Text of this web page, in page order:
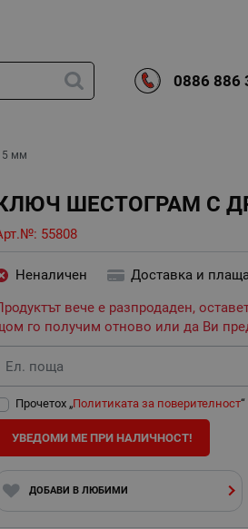
0886 886
мм
ШЕСТОГРАМ С
55808
Неналичен
Доставка и
вече е разпродаден,
го получим отново или да Ви
Ел. поща
Прочетох „Политиката за поверителност
УВЕДОМИ МЕ ПРИ НАЛИЧНОСТ!
ДОБАВИ В ЛЮБИМИ